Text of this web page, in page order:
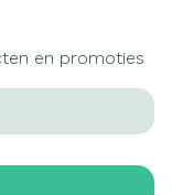
en promoties